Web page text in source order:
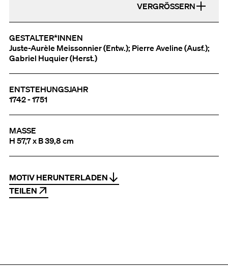
VERGRÖSSERN
GESTALTER*INNEN
Juste-Aurèle Meissonnier (Entw.); Pierre Aveline (Ausf.);
Gabriel Huquier (Herst.)
ENTSTEHUNGSJAHR
1742 - 1751
MASSE
H 57,7 x B 39,8 cm
MOTIV HERUNTERLADEN
TEILEN